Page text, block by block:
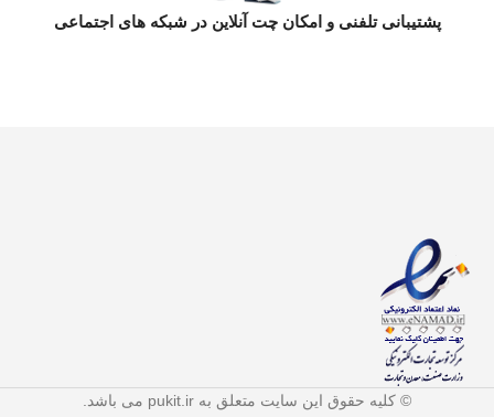
پشتیبانی تلفنی و امکان چت آنلاین در شبکه های اجتماعی
© کلیه حقوق این سایت متعلق به pukit.ir می باشد.